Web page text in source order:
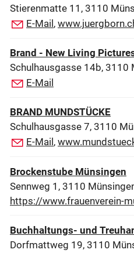
Stierenmatte 11, 3110
E-Mail,
Brand - New Living
Schulhausgasse 14b, 3110
E-Mail
BRAND MUNDSTÜCKE
Schulhausgasse 7, 3110
E-Mail,
Brockenstube Münsingen
Sennweg 1, 3110
https://www.frauenverein-
Buchhaltungs- und
Dorfmattweg 19, 3110